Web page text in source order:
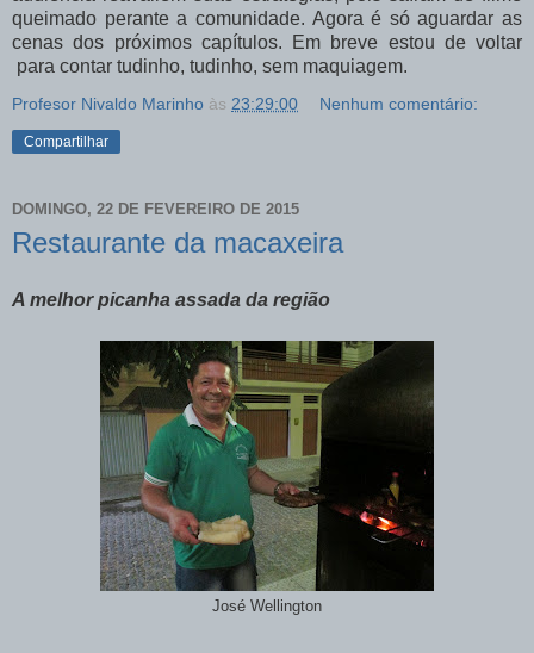
queimado perante a comunidade. Agora é só aguardar as
cenas dos próximos capítulos. Em breve estou de voltar
para contar tudinho, tudinho, sem maquiagem.
Profesor Nivaldo Marinho às 23:29:00 Nenhum comentário:
Compartilhar
DOMINGO, 22 DE FEVEREIRO DE 2015
Restaurante da macaxeira
A melhor picanha assada da região
José Wellington